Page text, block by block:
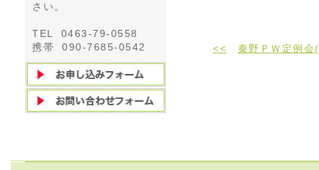
さい。
TEL 0463-79-0558
携帯 090-7685-0542
<< 秦野ＰＷ定例